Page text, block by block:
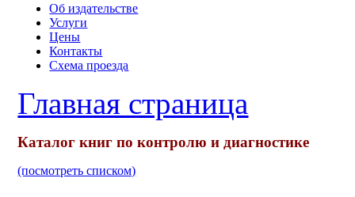
Об издательстве
Услуги
Цены
Контакты
Схема проезда
Главная страница
Каталог книг по контролю и диагностике
(посмотреть списком)